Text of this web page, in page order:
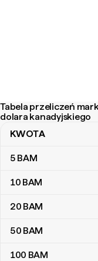
Tabela przeliczeń
dolara kanadyjskiego
Tabela przeliczeń
KWOTA
5 BAM
10 BAM
20 BAM
50 BAM
100 BAM